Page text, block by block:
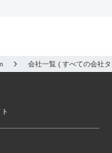
会社一覧 ( すべての会社